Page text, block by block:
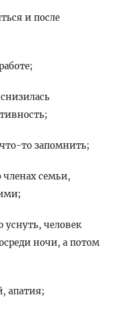
и после
то запомнить;
членах семьи,
человек
ночи, а потом
апатия;